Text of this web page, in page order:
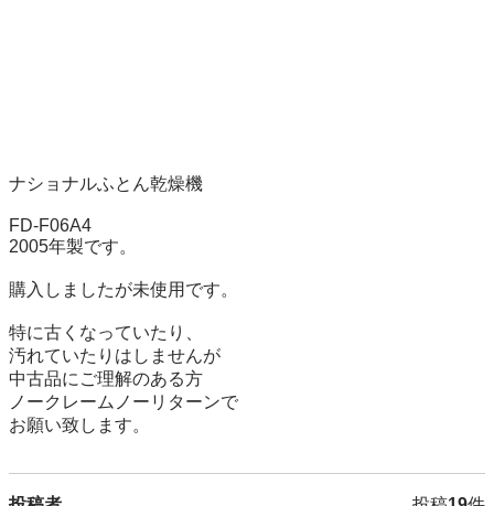
ナショナルふとん乾燥機
FD-F06A4
2005年製です。
購入しましたが未使用です。
特に古くなっていたり、
汚れていたりはしませんが
中古品にご理解のある方
ノークレームノーリターンで
お願い致します。